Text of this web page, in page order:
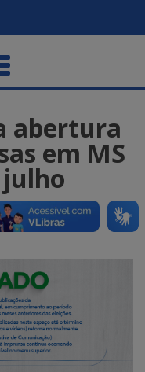
abertura
em MS
julho